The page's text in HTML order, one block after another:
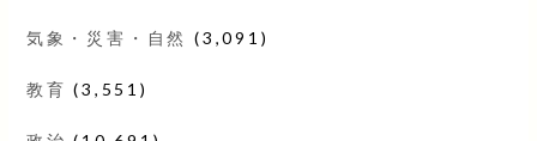
気象・災害・自然 (3,091)
教育 (3,551)